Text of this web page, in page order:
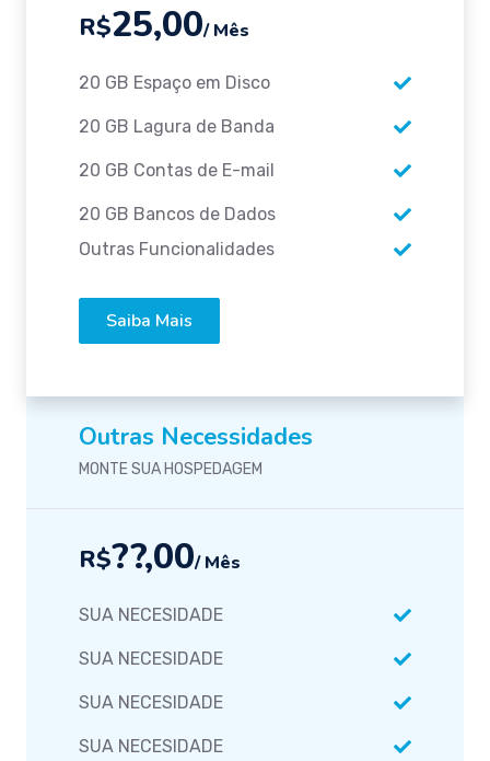
R$25,00/ Mês
20 GB Espaço em Disco
20 GB Lagura de Banda
20 GB Contas de E-mail
20 GB Bancos de Dados
Outras Funcionalidades
Saiba Mais
Outras Necessidades
MONTE SUA HOSPEDAGEM
R$??,00/ Mês
SUA NECESIDADE
SUA NECESIDADE
SUA NECESIDADE
SUA NECESIDADE